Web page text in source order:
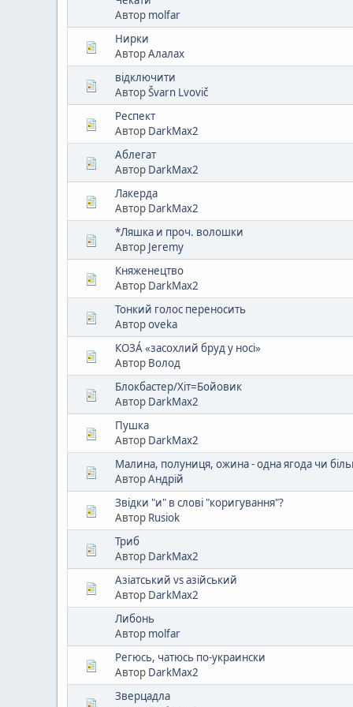
Автор molfar
Нирки
АвторАлалах
відключити
АвторŠvarn Lvovič
Респект
Автор DarkMax2
Аблегат
Автор DarkMax2
Лакерда
Автор DarkMax2
*Ляшка и проч. волошки
Автор Jeremy
Княженецтво
Автор DarkMax2
Тонкий голос переносить
Авторoveka
КОЗА́ «засохлий бруд у носі»
Автор Волод
Блокбастер/Хіт=Бойовик
Автор DarkMax2
Пушка
Автор DarkMax2
Малина, полуниця, ожина - одна ягода чи
АвторAндрій
Звідки "и" в слові "коригування"?
Автор Rusiok
Триб
Автор DarkMax2
Азіатський vs азійський
Автор DarkMax2
Либонь
Автор molfar
Регюсь, чатюсь по-украински
Автор DarkMax2
Зверцадла